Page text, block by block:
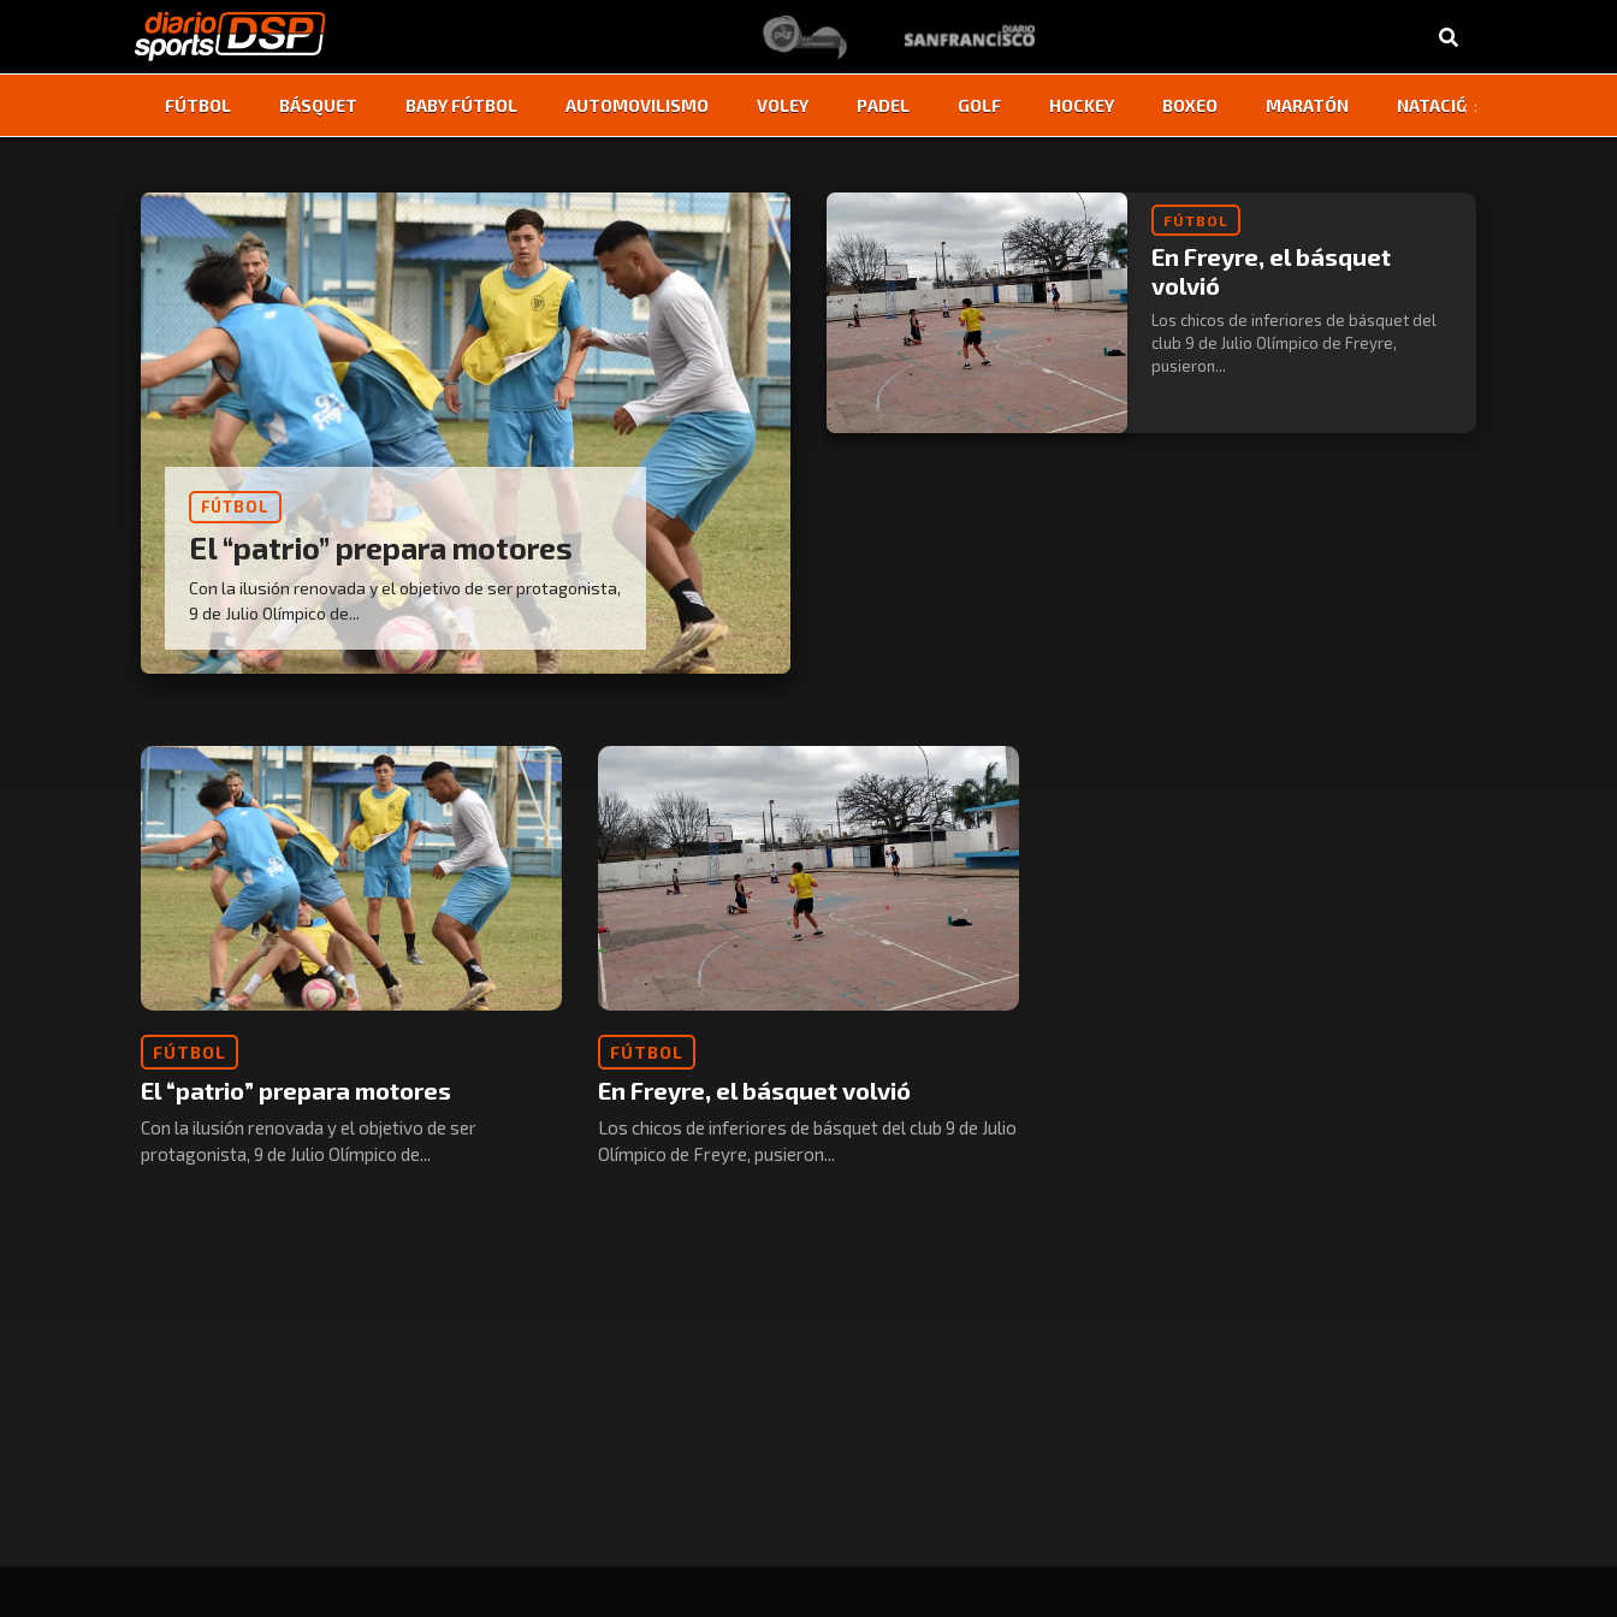
FÚTBOL BÁSQUET BABY FÚTBOL AUTOMOVILISMO VOLEY PADEL GOLF HOCKEY BOXEO MARATÓN NATACIÓN
‹ ›
FÚTBOL
El “patrio” prepara motores
Con la ilusión renovada y el objetivo de ser protagonista,
9 de Julio Olímpico de...
FÚTBOL
En Freyre, el básquet
volvió
Los chicos de inferiores de básquet del
club 9 de Julio Olímpico de Freyre,
pusieron...
FÚTBOL
El “patrio” prepara motores
Con la ilusión renovada y el objetivo de ser
protagonista, 9 de Julio Olímpico de...
FÚTBOL
En Freyre, el básquet volvió
Los chicos de inferiores de básquet del club 9 de Julio
Olímpico de Freyre, pusieron...